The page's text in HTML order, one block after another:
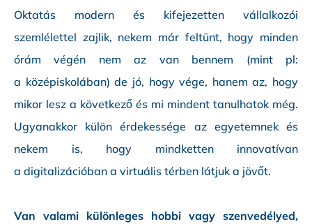
Oktatás modern és kifejezetten vállalkozói
szemlélettel zajlik, nekem már feltünt, hogy minden
órám végén nem az van bennem (mint pl:
a középiskolában) de jó, hogy vége, hanem az, hogy
mikor lesz a következő és mi mindent tanulhatok még.
Ugyanakkor külön érdekessége az egyetemnek és
nekem is, hogy mindketten innovatívan
a digitalizációban a virtuális térben látjuk a jövőt.
Van valami különleges hobbi vagy szenvedélyed,